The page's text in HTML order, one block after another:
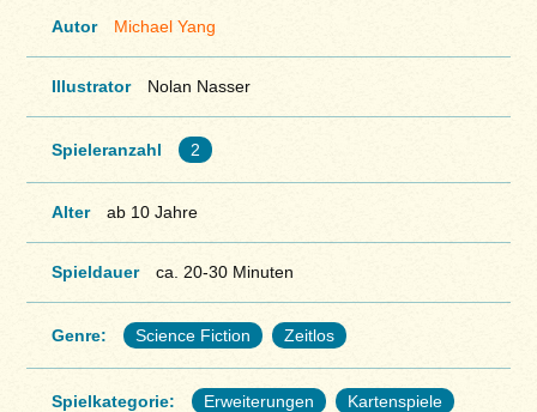
Autor Michael Yang
Illustrator Nolan Nasser
Spieleranzahl 2
Alter ab 10 Jahre
Spieldauer ca. 20-30 Minuten
Genre: Science Fiction Zeitlos
Spielkategorie: Erweiterungen
Kartenspiele